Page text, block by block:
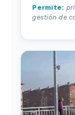
Permite:
gestión de